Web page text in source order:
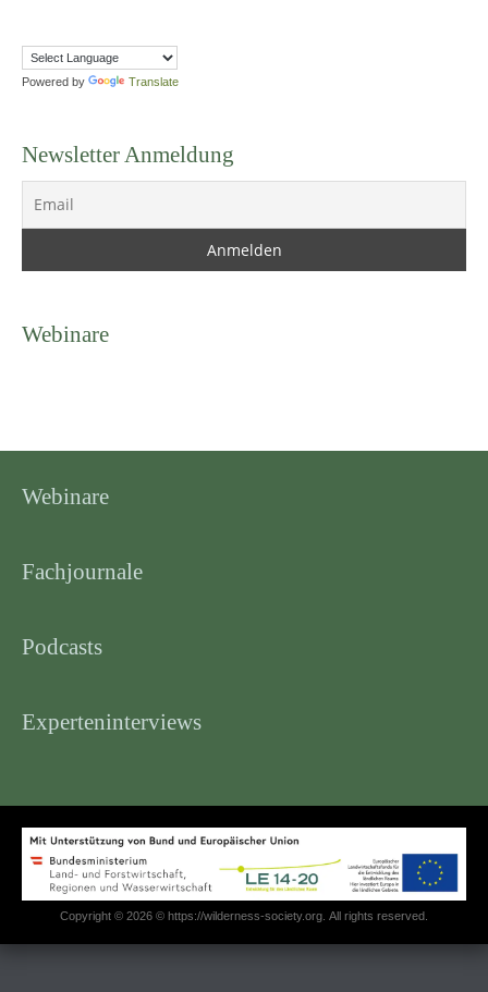
Powered by Translate
Newsletter Anmeldung
Webinare
Webinare
Fachjournale
Podcasts
Experteninterviews
Copyright © 2026 © https://wilderness-society.org. All rights reserved.